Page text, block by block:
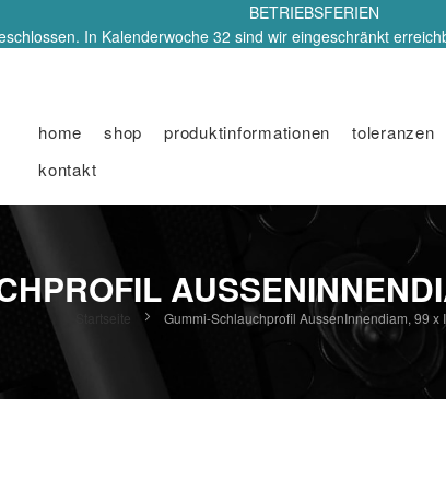
BETRIEBSFERIEN
In Kalenderwoche 32 sind wir eingeschränkt
home shop produktinformationen toleranzen
kontakt
Startseite Gummi-Schlauchprofil AussenInnendiam, 99 x